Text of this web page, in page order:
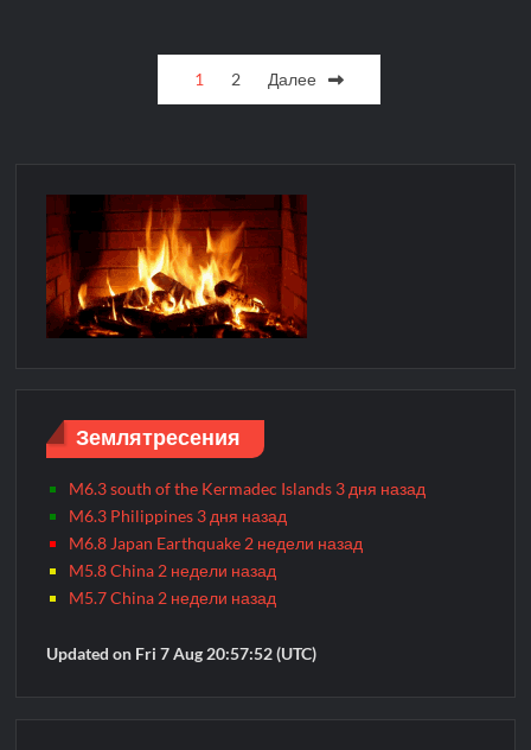
Пагинация1 2 Далее
Землятресения
M6.3 south of the Kermadec Islands 3 дня назад
M6.3 Philippines 3 дня назад
M6.8 Japan Earthquake 2 недели назад
M5.8 China 2 недели назад
M5.7 China 2 недели назад
Updated on Fri 7 Aug 20:57:52 (UTC)